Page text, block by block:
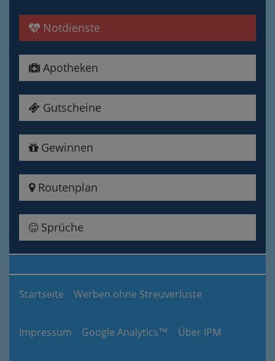
Notdienste
Apotheken
Gutscheine
Gewinnen
Routenplan
Sprüche
Startseite Werben ohne Streuverluste
Impressum Google Analytics™ Über IPM